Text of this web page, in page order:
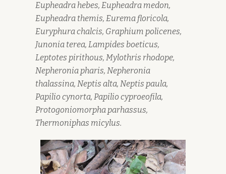
Eupheadra hebes, Eupheadra medon,
Eupheadra themis, Eurema floricola,
Euryphura chalcis, Graphium policenes,
Junonia terea, Lampides boeticus,
Leptotes pirithous, Mylothris rhodope,
Nepheronia pharis, Nepheronia
thalassina, Neptis alta, Neptis paula,
Papilio cynorta, Papilio cyproeofila,
Protogoniomorpha parhassus,
Thermoniphas micylus.